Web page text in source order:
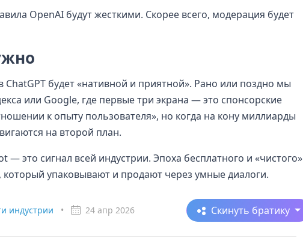
OpenAI будут жесткими. Скорее всего, модерация будет
будет «нативной и приятной». Рано или поздно мы
или Google, где первые три экрана — это спонсорские
к опыту пользователя», но когда на кону миллиарды
на второй план.
— это сигнал всей индустрии. Эпоха бесплатного и «чистого»
упаковывают и продают через умные диалоги.
индустрии • 24 апр 2026 Скинуть братику